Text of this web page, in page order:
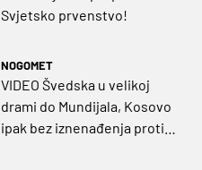
Svjetsko prvenstvo!
NOGOMET
VIDEO Švedska u velikoj
drami do Mundijala, Kosovo
ipak bez iznenađenja protiv